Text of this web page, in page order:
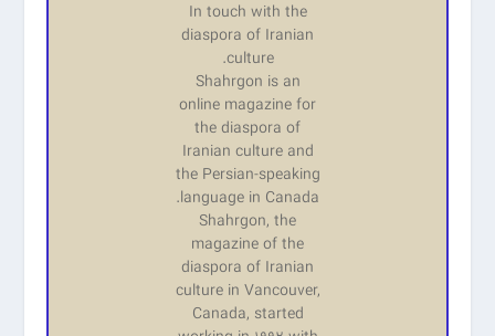
In touch with the
diaspora of Iranian
culture.
Shahrgon is an
online magazine for
the diaspora of
Iranian culture and
the Persian-speaking
language in Canada.
Shahrgon, the
magazine of the
diaspora of Iranian
culture in Vancouver,
Canada, started